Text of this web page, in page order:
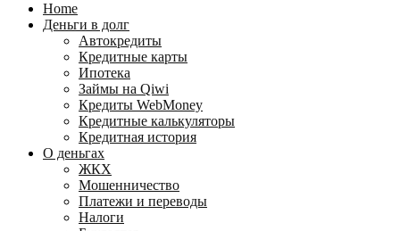
лиц
Home
Деньги в долг
Автокредиты
Кредитные карты
Ипотека
Займы на Qiwi
Кредиты WebMoney
Кредитные калькуляторы
Кредитная история
О деньгах
ЖКХ
Мошенничество
Платежи и переводы
Налоги